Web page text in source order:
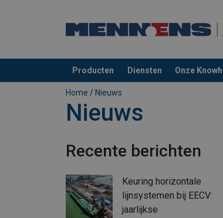
Producten Diensten Onze
toegevoegd aan uw offerte
Home / Nieuws
Nieuws
Recente berichten
Keuring horizontale
lijnsystemen bij EECV:
jaarlijkse